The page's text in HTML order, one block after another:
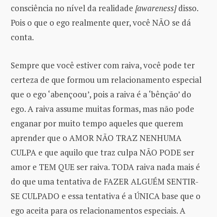
consciência no nível da realidade [awareness]disso.
Pois o que o ego realmente quer, você NÃO se dá
conta.
Sempre que você estiver com raiva, você pode ter
certeza de que formou um relacionamento especial
que o ego ‘abençoou’, pois a raiva é a ‘bênção’ do
ego. A raiva assume muitas formas, mas não pode
enganar por muito tempo aqueles que querem
aprender que o AMOR NÃO TRAZ NENHUMA
CULPA e que aquilo que traz culpa NÃO PODE ser
amor e TEM QUE ser raiva. TODA raiva nada mais é
do que uma tentativa de FAZER ALGUÉM SENTIR-
SE CULPADO e essa tentativa é a ÚNICA base que o
ego aceita para os relacionamentos especiais. A